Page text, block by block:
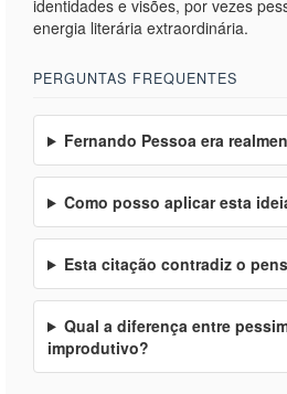
identidades e visões, por vezes
energia literária extraordinária.
PERGUNTAS FREQUENTES
Fernando Pessoa era
Como posso aplicar esta
Esta citação contradiz o
Qual a diferença entre
improdutivo?